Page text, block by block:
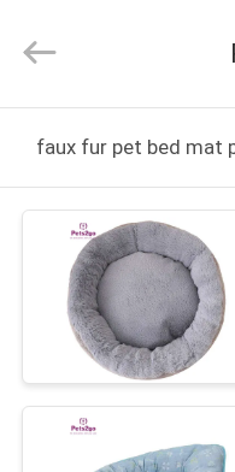
RUMAH
PRODUK
TENTANG
KAMI
TUR
PABRIK
Pets2Go
Trading
Rights
faux fur pet bed mat